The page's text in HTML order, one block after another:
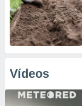
Vídeos